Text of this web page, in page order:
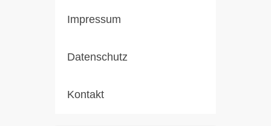
Impressum
Datenschutz
Kontakt